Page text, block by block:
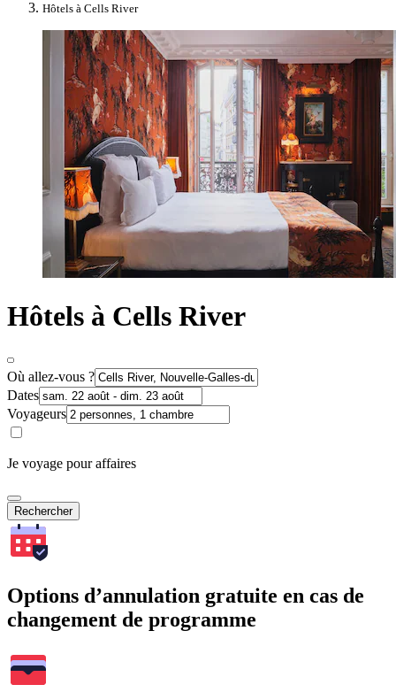
Hôtels à Cells River
Hôtels à Cells River
Où allez-vous ?
Dates
Voyageurs
Je voyage pour affaires
Rechercher
Options d’annulation gratuite en cas de
changement de programme